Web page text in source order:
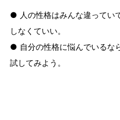
● 人の性格はみんな違ってい
しなくていい。
● 自分の性格に悩んでいるな
試してみよう。